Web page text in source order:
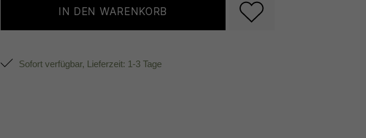
IN DEN WARENKORB
Sofort verfügbar, Lieferzeit: 1-3 Tage